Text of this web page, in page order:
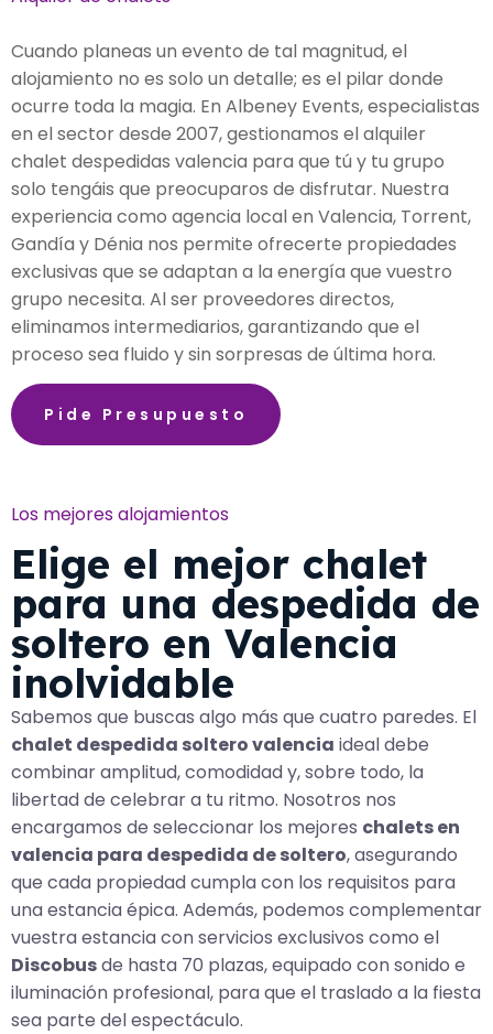
Cuando planeas un evento de tal magnitud, el
alojamiento no es solo un detalle; es el pilar donde
ocurre toda la magia. En Albeney Events, especialistas
en el sector desde 2007, gestionamos el alquiler
chalet despedidas valencia para que tú y tu grupo
solo tengáis que preocuparos de disfrutar. Nuestra
experiencia como agencia local en Valencia, Torrent,
Gandía y Dénia nos permite ofrecerte propiedades
exclusivas que se adaptan a la energía que vuestro
grupo necesita. Al ser proveedores directos,
eliminamos intermediarios, garantizando que el
proceso sea fluido y sin sorpresas de última hora.
Pide Presupuesto
Los mejores alojamientos
Elige el mejor chalet
para una despedida de
soltero en Valencia
inolvidable
Sabemos que buscas algo más que cuatro paredes. El
chalet despedida soltero valencia ideal debe
combinar amplitud, comodidad y, sobre todo, la
libertad de celebrar a tu ritmo. Nosotros nos
encargamos de seleccionar los mejores chalets en
valencia para despedida de soltero, asegurando
que cada propiedad cumpla con los requisitos para
una estancia épica. Además, podemos complementar
vuestra estancia con servicios exclusivos como el
Discobusde hasta 70 plazas, equipado con sonido e
iluminación profesional, para que el traslado a la fiesta
sea parte del espectáculo.